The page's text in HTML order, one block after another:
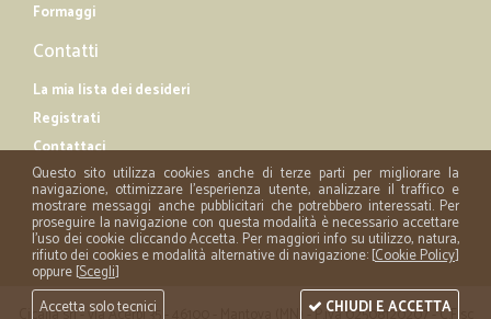
Formaggi
Contatti
La mia lista dei desideri
Registrati
Contattaci
Questo sito utilizza cookies anche di terze parti per migliorare la
navigazione, ottimizzare l'esperienza utente, analizzare il traffico e
mostrare messaggi anche pubblicitari che potrebbero interessati. Per
proseguire la navigazione con questa modalità è necessario accettare
l'uso dei cookie cliccando Accetta. Per maggiori info su utilizzo, natura,
rifiuto dei cookies e modalità alternative di navigazione: [Cookie Policy]
oppure [Scegli]
Accetta solo tecnici
CHIUDI E ACCETTA